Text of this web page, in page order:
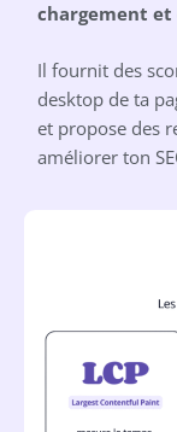
chargement
Il fournit des
desktop de ta
et propose des
améliorer ton